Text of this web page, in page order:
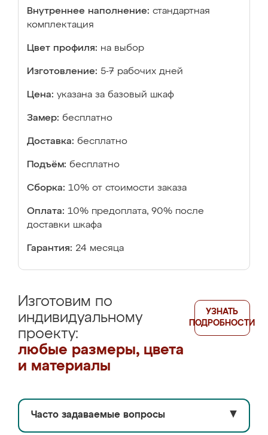
Внутреннее наполнение: стандартная
комплектация
Цвет профиля: на выбор
Изготовление: 5-7 рабочих дней
Цена: указана за базовый шкаф
Замер: бесплатно
Доставка: бесплатно
Подъём: бесплатно
Сборка: 10% от стоимости заказа
Оплата: 10% предоплата, 90% после
доставки шкафа
Гарантия: 24 месяца
Изготовим по
индивидуальному
проекту:
любые размеры, цвета
и материалы
УЗНАТЬ
ПОДРОБНОСТИ
Часто задаваемые вопросы ▼